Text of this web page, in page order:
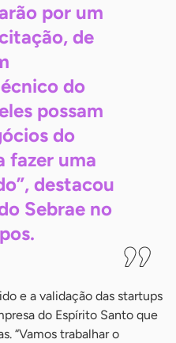
por um
de
do
possam
do
fazer uma
destacou
Sebrae no
e a validação das startups
do Espírito Santo que
“Vamos trabalhar o